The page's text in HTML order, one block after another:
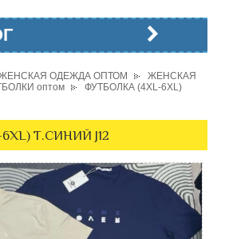
ОДЕЖДА ОПТОМ
ЖЕНСКАЯ
оптом
ФУТБОЛКА (4XL-6XL)
Т.СИНИЙ J12